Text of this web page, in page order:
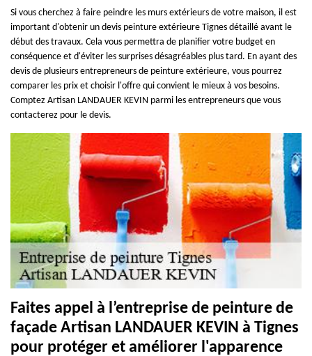
Si vous cherchez à faire peindre les murs extérieurs de votre maison, il est
important d'obtenir un devis peinture extérieure Tignes détaillé avant le
début des travaux. Cela vous permettra de planifier votre budget en
conséquence et d'éviter les surprises désagréables plus tard. En ayant des
devis de plusieurs entrepreneurs de peinture extérieure, vous pourrez
comparer les prix et choisir l'offre qui convient le mieux à vos besoins.
Comptez Artisan LANDAUER KEVIN parmi les entrepreneurs que vous
contacterez pour le devis.
Faites appel à l’entreprise de peinture de
façade Artisan LANDAUER KEVIN à Tignes
pour protéger et améliorer l'apparence